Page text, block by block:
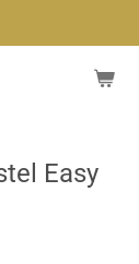
Easy